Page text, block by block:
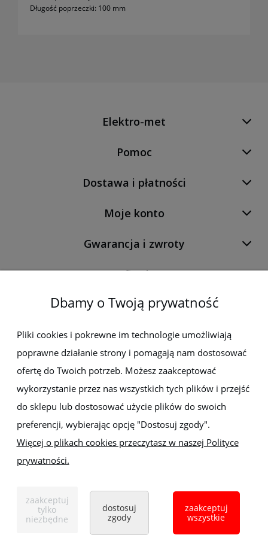
Długość poprzeczki: 100 mm
Elektro-met
Pomoc
Dostawa i płatności
Moje konto
Gwarancja i zwroty
O firmie
Newsletter
Zapisz się do newslettera, aby być na bieżąco z nowościami i
promocjami
Handlowa 1, 35-103 Rzeszów
Tel:
+48 17 853 90 49 +48 668 191 214
Dbamy o Twoją prywatność
Pliki cookies i pokrewne im technologie umożliwiają
poprawne działanie strony i pomagają nam dostosować
ofertę do Twoich potrzeb. Możesz zaakceptować
wykorzystanie przez nas wszystkich tych plików i przejść
do sklepu lub dostosować użycie plików do swoich
preferencji, wybierając opcję "Dostosuj zgody".
Więcej o plikach cookies przeczytasz w naszej Polityce
prywatności.
zaakceptuj
tylko
niezbędne
dostosuj
zgody
zaakceptuj
wszystkie